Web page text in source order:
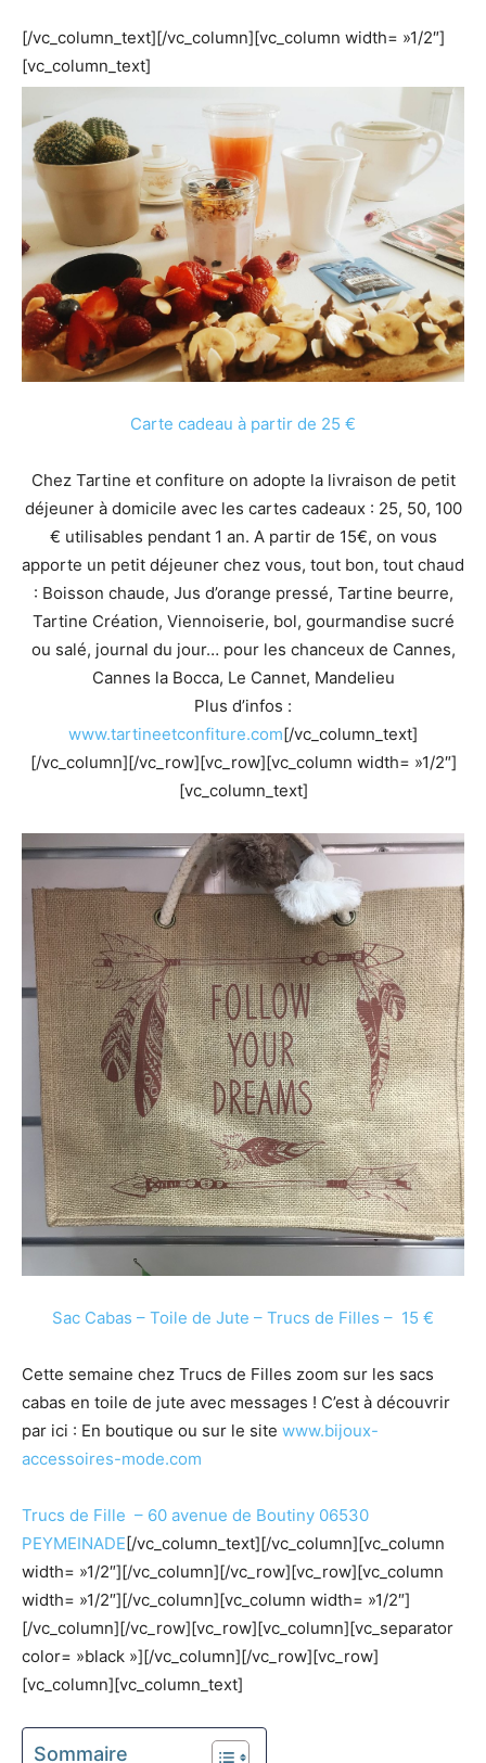
[/vc_column_text][/vc_column][vc_column width= »1/2″]
[vc_column_text]
Carte cadeau à partir de 25 €
Chez Tartine et confiture on adopte la livraison de petit
déjeuner à domicile avec les cartes cadeaux : 25, 50, 100
€ utilisables pendant 1 an. A partir de 15€, on vous
apporte un petit déjeuner chez vous, tout bon, tout chaud
: Boisson chaude, Jus d’orange pressé, Tartine beurre,
Tartine Création, Viennoiserie, bol, gourmandise sucré
ou salé, journal du jour… pour les chanceux de Cannes,
Cannes la Bocca, Le Cannet, Mandelieu
Plus d’infos :
www.tartineetconfiture.com[/vc_column_text]
[/vc_column][/vc_row][vc_row][vc_column width= »1/2″]
[vc_column_text]
Sac Cabas – Toile de Jute – Trucs de Filles – 15 €
Cette semaine chez Trucs de Filles zoom sur les sacs
cabas en toile de jute avec messages ! C’est à découvrir
par ici : En boutique ou sur le site www.bijoux-
accessoires-mode.com
Trucs de Fille – 60 avenue de Boutiny 06530
PEYMEINADE[/vc_column_text][/vc_column][vc_column
width= »1/2″][/vc_column][/vc_row][vc_row][vc_column
width= »1/2″][/vc_column][vc_column width= »1/2″]
[/vc_column][/vc_row][vc_row][vc_column][vc_separator
color= »black »][/vc_column][/vc_row][vc_row]
[vc_column][vc_column_text]
Sommaire